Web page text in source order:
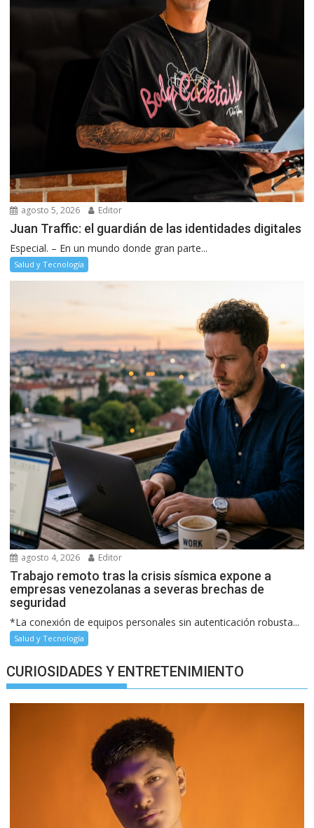
agosto 5, 2026 Editor
Juan Traffic: el guardián de las identidades digitales
Especial. – En un mundo donde gran parte...
Salud y Tecnología
agosto 4, 2026 Editor
Trabajo remoto tras la crisis sísmica expone a
empresas venezolanas a severas brechas de
seguridad
*La conexión de equipos personales sin autenticación robusta...
Salud y Tecnología
CURIOSIDADES Y ENTRETENIMIENTO